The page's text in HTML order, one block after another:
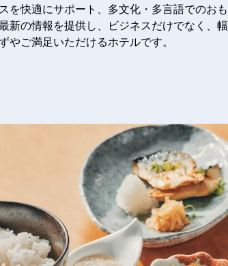
を快適にサポート、多文化・多言語でのおも
新の情報を提供し、ビジネスだけでなく、幅
やご満足いただけるホテルです。